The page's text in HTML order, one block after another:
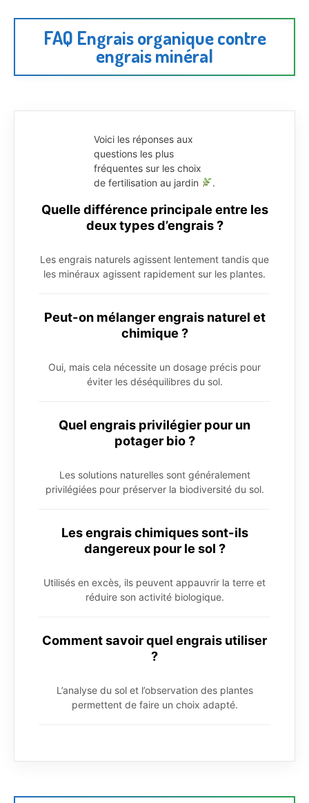
FAQ Engrais organique contre
engrais minéral
Voici les réponses aux
questions les plus
fréquentes sur les choix
de fertilisation au jardin
.
Quelle différence principale entre les
deux types d’engrais ?
Les engrais naturels agissent lentement tandis que
les minéraux agissent rapidement sur les plantes.
Peut-on mélanger engrais naturel et
chimique ?
Oui, mais cela nécessite un dosage précis pour
éviter les déséquilibres du sol.
Quel engrais privilégier pour un
potager bio ?
Les solutions naturelles sont généralement
privilégiées pour préserver la biodiversité du sol.
Les engrais chimiques sont-ils
dangereux pour le sol ?
Utilisés en excès, ils peuvent appauvrir la terre et
réduire son activité biologique.
Comment savoir quel engrais utiliser
?
L’analyse du sol et l’observation des plantes
permettent de faire un choix adapté.